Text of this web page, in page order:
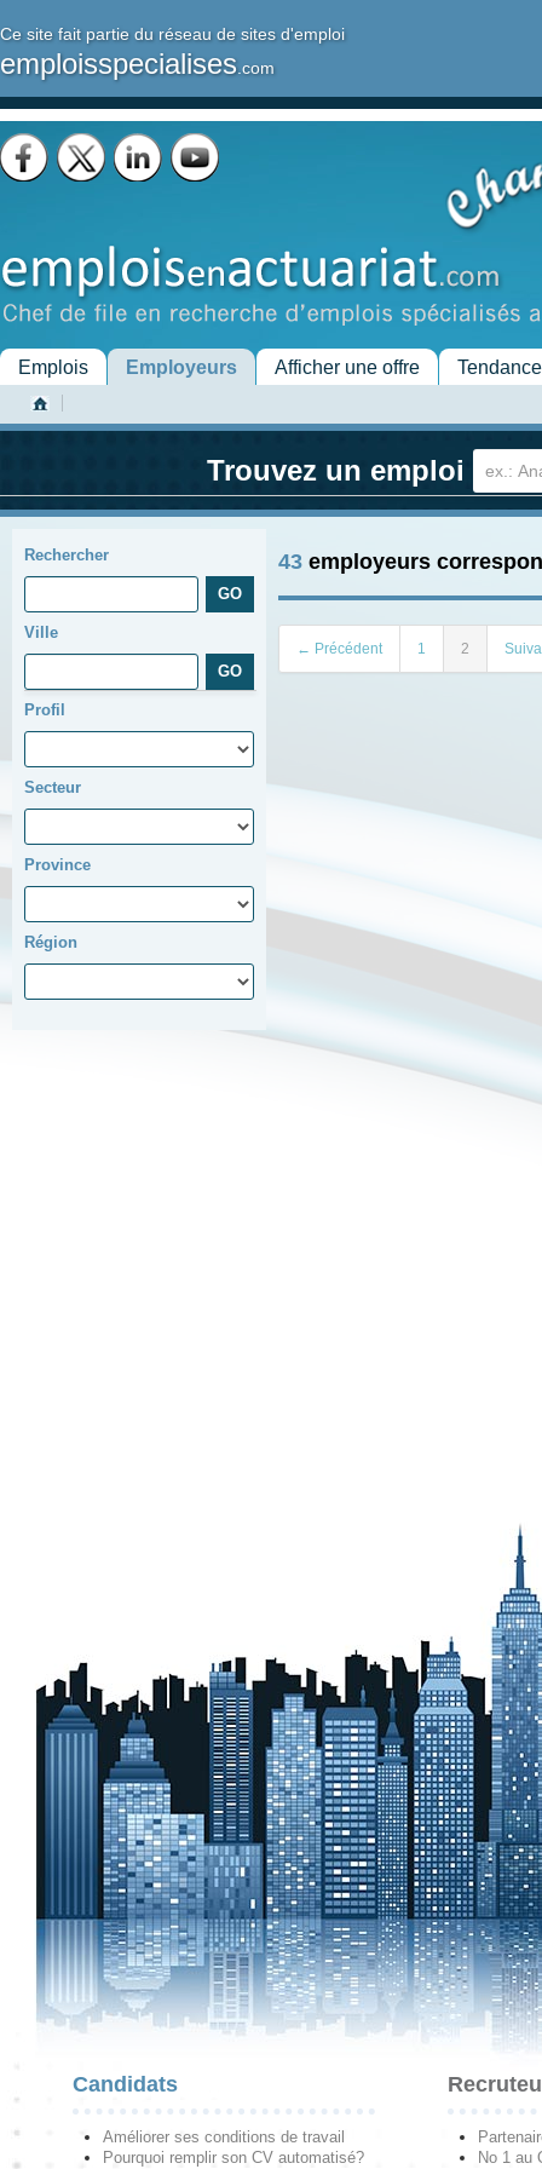
Ce site fait partie du réseau de sites d'emploi
emploisspecialises .com
Emplois Employeurs Afficher une offre
Trouvez un emploi
Rechercher
Ville
Profil
Secteur
Province
Région
43 employeurs
← Précédent 1 2
Candidats
Améliorer ses conditions de travail
Pourquoi remplir son CV automatisé?
No 1 au